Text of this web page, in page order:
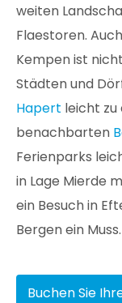
weiten
Flaestoren.
Kempen ist
Städten und
Hapert leicht zu
benachbarten
Ferienparks
in Lage Mierde
ein Besuch in
Bergen ein Muss.
Buchen Sie